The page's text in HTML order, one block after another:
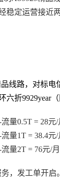
稳定运营接近两
线路，对标电
折9929year（
量0.5T = 28元
量1T = 38.4元
量2T = 76元/
，发工单开启。